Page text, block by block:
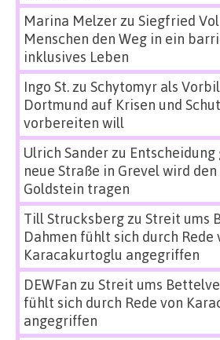
Marina Melzerzu Siegfried
Menschen den Weg in ein
inklusives Leben
Ingo St.zu Schytomyr als
Dortmund auf Krisen und
vorbereiten will
Ulrich Sanderzu
neue Straße in Grevel wird
Goldstein tragen
Till Strucksbergzu Streit ums
Dahmen fühlt sich durch Rede
Karacakurtoglu angegriffen
DEWFan zu Streit ums
fühlt sich durch Rede von
angegriffen